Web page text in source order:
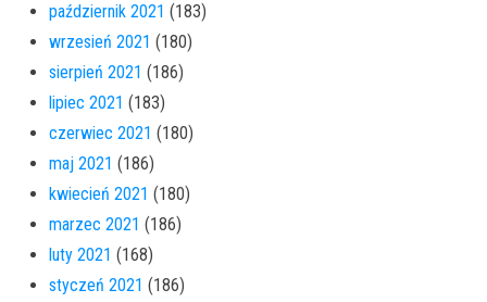
październik 2021 (183)
wrzesień 2021 (180)
sierpień 2021 (186)
lipiec 2021 (183)
czerwiec 2021 (180)
maj 2021 (186)
kwiecień 2021 (180)
marzec 2021 (186)
luty 2021 (168)
styczeń 2021 (186)